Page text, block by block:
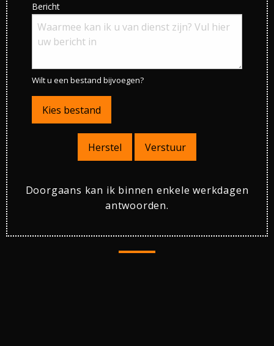
Bericht
Waarmee kan ik u van dienst zijn?
Wilt u een bestand bijvoegen?
Kies bestand
Herstel Verstuur
Doorgaans kan ik binnen enkele werkdagen
antwoorden.